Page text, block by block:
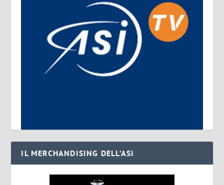
IL MERCHANDISING DELL’ASI